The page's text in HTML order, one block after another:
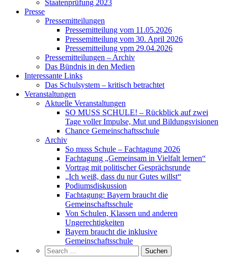
Staatenprüfung 2023
Presse
Pressemitteilungen
Pressemitteilung vom 11.05.2026
Pressemitteilung vom 30. April 2026
Pressemitteilung vpm 29.04.2026
Pressemitteilungen – Archiv
Das Bündnis in den Medien
Interessante Links
Das Schulsystem – kritisch betrachtet
Veranstaltungen
Aktuelle Veranstaltungen
SO MUSS SCHULE! – Rückblick auf zwei
Tage voller Impulse, Mut und Bildungsvisionen
Chance Gemeinschaftsschule
Archiv
So muss Schule – Fachtagung 2026
Fachtagung „Gemeinsam in Vielfalt lernen“
Vortrag mit politischer Gesprächsrunde
„Ich weiß, dass du nur Gutes willst“
Podiumsdiskussion
Fachtagung: Bayern braucht die
Gemeinschaftsschule
Von Schulen, Klassen und anderen
Ungerechtigkeiten
Bayern braucht die inklusive
Gemeinschaftsschule